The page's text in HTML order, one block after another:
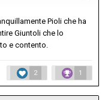
Pioli che ha
Giuntoli che lo
e contento.
2 1